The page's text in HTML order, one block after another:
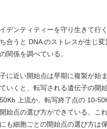
デンティティーを守り生きて行
合うと DNA のストレスが生じ
関係を調べている。
に近い開始点は早期に複製が始
いくと、転写される遺伝子の開
上流か、転写終了点の 10-
始点の選び方ができている。こ
も細胞ごとの開始点の選び方は